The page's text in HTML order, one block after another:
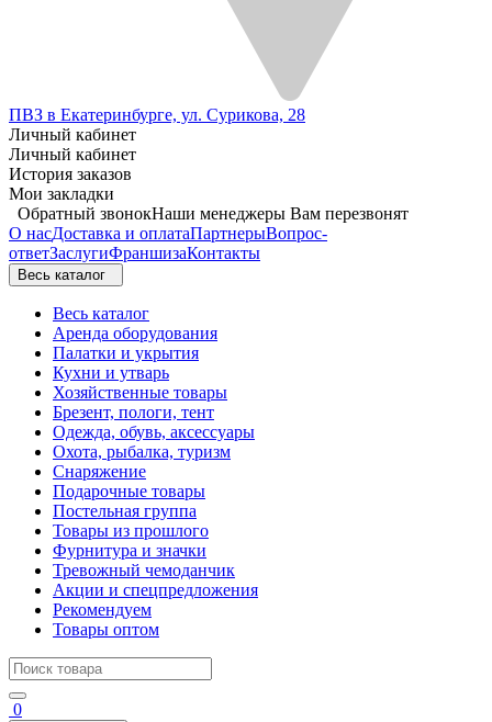
ПВЗ в Екатеринбурге, ул. Сурикова, 28
Личный кабинет
Личный кабинет
История заказов
Мои закладки
Обратный звонокНаши менеджеры Вам перезвонят
О насДоставка и оплатаПартнерыВопрос-
ответЗаслугиФраншизаКонтакты
Весь каталог
Весь каталог
Аренда оборудования
Палатки и укрытия
Кухни и утварь
Хозяйственные товары
Брезент, пологи, тент
Одежда, обувь, аксессуары
Охота, рыбалка, туризм
Снаряжение
Подарочные товары
Постельная группа
Товары из прошлого
Фурнитура и значки
Тревожный чемоданчик
Акции и спецпредложения
Рекомендуем
Товары оптом
0